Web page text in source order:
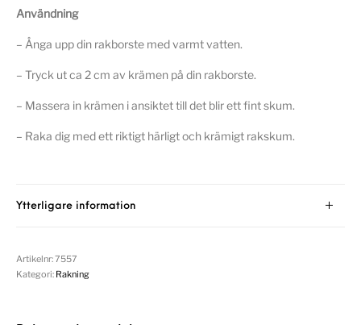
Användning
– Ånga upp din rakborste med varmt vatten.
– Tryck ut ca 2 cm av krämen på din rakborste.
– Massera in krämen i ansiktet till det blir ett fint skum.
– Raka dig med ett riktigt härligt och krämigt rakskum.
Ytterligare information
Artikelnr:7557
Kategori: Rakning